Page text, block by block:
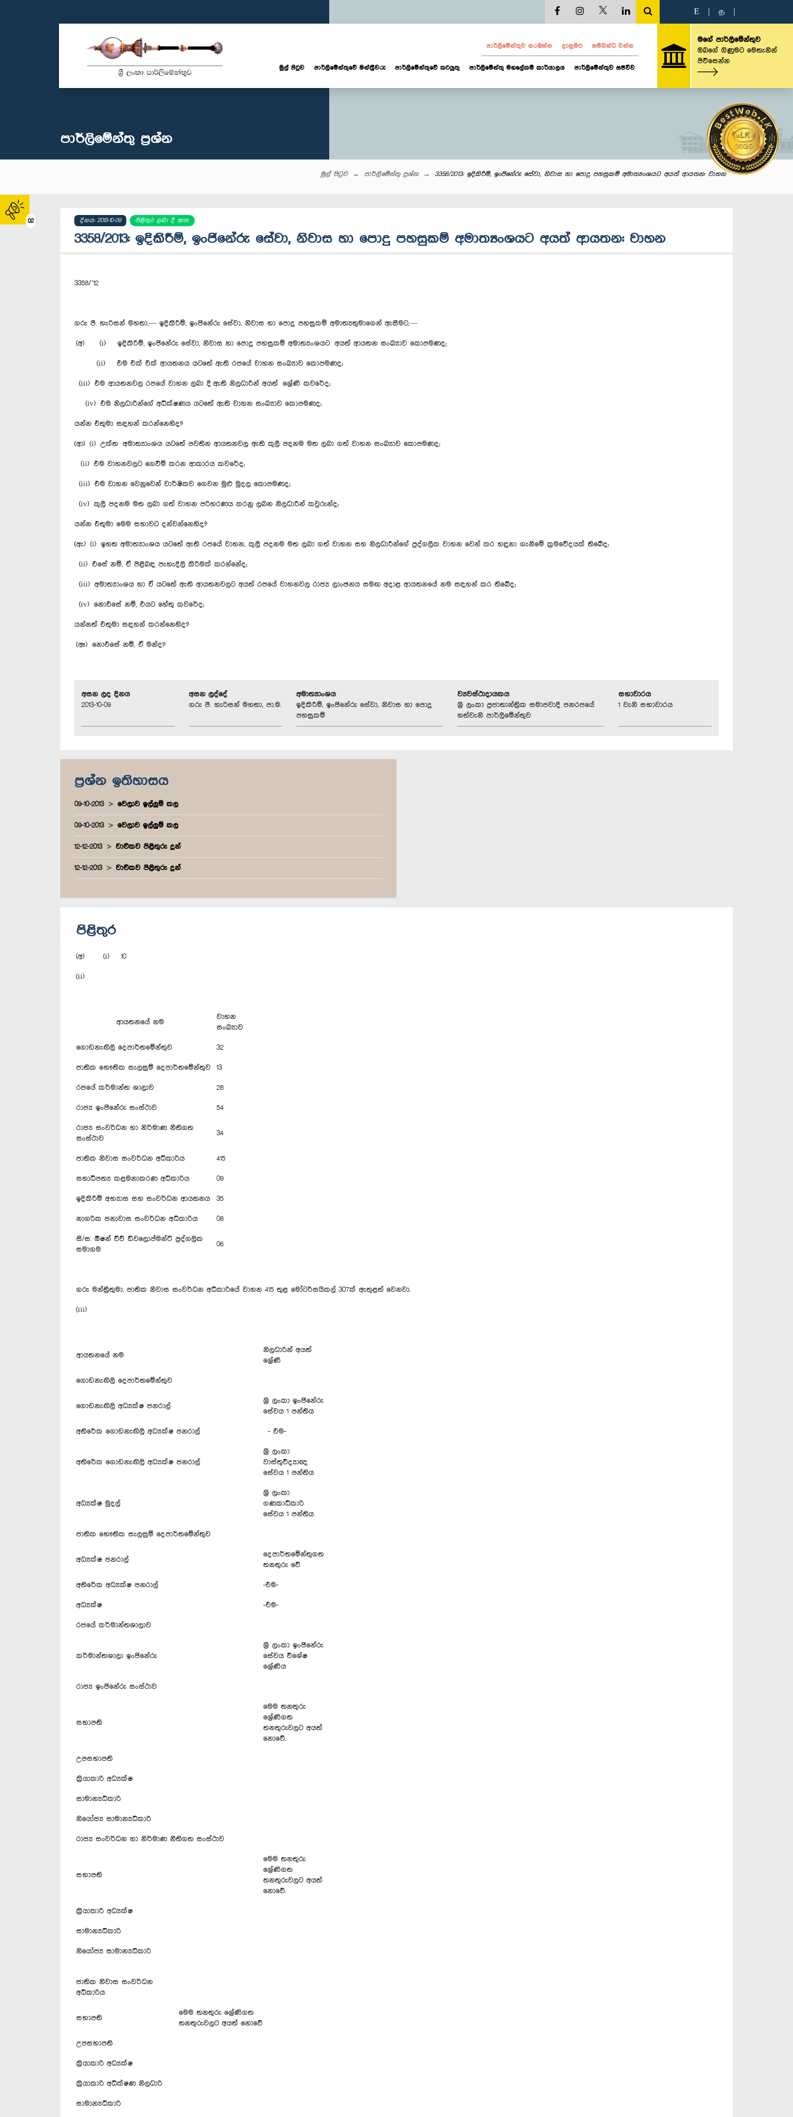
02
E த
පාර්ලි‌මේන්තුව නරඹන්න දැනුමට සම්බන්ධ වන්න
මුල් පිටුව පාර්ලි‌මේන්තුවේ මන්ත්‍රීවරු පාර්ලිමේන්තුවේ කටයුතු පාර්ලිමේන්තු මහලේකම් කාර්යාලය පාර්ලිමේන්තුව සජීවීව
මගේ පාර්ලිමේන්තුව
ඔබගේ ගිණුමට මෙතැනින්
පිවිසෙන්න
පාර්ලි‌මේන්තු‌ ප්‍රශ්න
මුල් පිටුව පාර්ලි‌මේන්තු‌ ප්‍රශ්න 3358/2013: ඉදිකිරීම්, ඉංජිනේරු සේවා, නිවාස හා පොදු පහසුකම් අමාත්‍යංශයට අයත් ආයතන: වාහන
දිනය: 2013-10-09 පිළිතුර ලබා දී ඇත
3358/2013: ඉදිකිරීම්, ඉංජිනේරු සේවා, නිවාස හා පොදු පහසුකම් අමාත්‍යංශයට අයත් ආයතන: වාහන
3358/’12
ගරු පී. හැරිසන් මහතා,— ඉදිකිරීම්, ඉංජිනේරු සේවා, නිවාස හා පොදු පහසුකම් අමාත්‍යතුමාගෙන් ඇසීමට,—
(අ) (i) ඉදිකිරීම්, ඉංජිනේරු සේවා, නිවාස හා පොදු පහසුකම් අමාත්‍යංශයට අයත් ආයතන සංඛ්‍යාව කොපමණද;
(ii) එම එක් එක් ආයතනය යටතේ ඇති රජයේ වාහන සංඛ්‍යාව කොපමණද;
(iii) එම ආයතනවල රජයේ වාහන ලබා දී ඇති නිලධාරීන් අයත් ‍ශ්‍රේණි කවරේද;
(iv) එම නිලධාරීන්ගේ අධීක්ෂණය යටතේ ඇති වාහන සංඛ්‍යාව කොපමණද;
යන්න එතුමා සඳහන් කරන්නෙහිද?
(ආ) (i) උක්ත අමාත්‍යාංශය යටතේ පවතින ආයතනවල ඇති කුලී පදනම මත ලබා ගත් වාහන සංඛ්‍යාව කොපමණද;
(ii) එම වාහනවලට ගෙවීම් කරන ආකාරය කවරේද;
(iii) එම වාහන වෙනුවෙන් වාර්ෂිකව ගෙවන මුළු මුදල කොපමණද;
(iv) කුලී පදනම මත ලබා ගත් වාහන පරිහරණය කරනු ලබන නිලධාරීන් කවුරුන්ද;
යන්න එතුමා මෙම සභාවට දන්වන්නෙහිද?
(ඇ) (i) ඉහත අමාත්‍යාංශය යටතේ ඇති රජයේ වාහන, කුලී පදනම මත ලබා ගත් වාහන සහ නිලධාරීන්ගේ පුද්ගලික වාහන වෙන් කර හඳුනා ගැනීමේ ක්‍රමවේදයක් තිබේද;
(ii) එසේ නම්, ඒ පිළිබඳ පැහැදිලි කිරීමක් කරන්නේද;
(iii) අමාත්‍යාංශය හා ඒ යටතේ ඇති ආයතනවලට අයත් රජයේ වාහනවල රාජ්‍ය ලාංඡනය සමඟ අදාළ ආයතනයේ නම සඳහන් කර තිබේද;
(iv) නොඑසේ නම්, එයට හේතු කවරේද;
යන්නත් එතුමා සඳහන් කරන්නෙහිද?
(ඈ) නොඑසේ නම්, ඒ මන්ද?
අසන ලද දිනය
2013-10-09
අසන ලද්දේ
ගරු පී. හැරිසන් මහතා, පා.ම.
අමාත්‍යාංශය
ඉදිකිරීම්, ඉංජිනේරු සේවා, නිවාස හා පොදු
පහසුකම්
ව්‍යවස්ථාදායකය
ශ්‍රී ලංකා ප්‍රජාතාන්ත්‍රික සමාජවාදී ජනරජයේ
හත්වැනි පාර්ලිමේන්තුව
සභාවාරය
1 වැනි සභාවාරය
ප්‍රශ්න ඉතිහාසය
09-10-2013 වෙලාව ඉල්ලුම් කල
09-10-2013 වෙලාව ඉල්ලුම් කල
12-12-2013 වාචිකව පිළිතුරු දුන්
12-12-2013 වාචිකව පිළිතුරු දුන්
පිළිතුර
(අ) (i) 10
(ii)
ආයතනයේ නම
වාහන
සංඛ්‍යාව
ගොඩනැඟිලි දෙපාර්තමේන්තුව 32
ජාතික භෞතික සැලසුම් දෙපාර්තමේන්තුව 13
රජයේ කර්මාන්ත ශාලාව 28
රාජ්‍ය ඉංජිනේරු සංස්ථාව 54
රාජ්‍ය සංවර්ධන හා නිර්මාණ නීතිගත
සංස්ථාව
34
ජාතික නිවාස සංවර්ධන අධිකාරිය 415
සහාධිපත්‍ය කළමනාකරණ අධිකාරිය 09
ඉදිකිරීම් අභ්‍යාස සහ සංවර්ධන ආයතනය 35
නාගරික ජනාවාස සංවර්ධන අධිකාරිය 08
සී/ස. ඕෂන් විව් ඩිවලොප්මන්ට් පුද්ගලික
සමාගම
06
ගරු මන්ත්‍රීතුමා, ජාතික නිවාස සංවර්ධන අධිකාරියේ වාහන 415 තුළ මෝටර්සයිකල් 307ක් ඇතුළත් වෙනවා.
(iii)
ආයතනයේ නම
නිලධාරින් අයත්
ශ්‍රේණි
ගොඩනැඟිලි දෙපාර්තමේන්තුව
ගොඩනැඟිලි අධ්‍යක්ෂ ජනරාල්
ශ්‍රී ලංකා ඉංජිනේරු
සේවය 1 පන්තිය
අතිරේක ගොඩනැඟිලි අධ්‍යක්ෂ ජනරාල් - එම-
අතිරේක ගොඩනැඟිලි අධ්‍යක්ෂ ජනරාල්
ශ්‍රී ලංකා
වාස්තුවිද්‍යාඥ
සේවය 1 පන්තිය
අධ්‍යක්ෂ මුදල්
ශ්‍රී ලංකා
ගණකාධිකාරි
සේවය 1 පන්තිය
ජාතික භෞතික සැලසුම් දෙපාර්තමේන්තුව
අධ්‍යක්ෂ ජනරාල්
දෙපාර්තමේන්තුගත
තනතුරු වේ
අතිරේක අධ්‍යක්ෂ ජනරාල් -එම-
අධ්‍යක්ෂ -එම-
රජයේ කර්මාන්තශාලාව
කර්මාන්තශාලා ඉංජිනේරු
ශ්‍රී ලංකා ඉංජිනේරු
සේවය විශේෂ
ශ්‍රේණිය
රාජ්‍ය ඉංජිනේරු සංස්ථාව
සභාපති
මෙම තනතුරු
ශ්‍රේණිගත
තනතුරුවලට අයත්
නොවේ.
උපසභාපති
ක්‍රියාකාරි අධ්‍යක්ෂ
සාමාන්‍යධිකාරි
නියෝජ්‍ය සාමාන්‍යධිකාරි
රාජ්‍ය සංවර්ධන හා නිර්මාණ නීතිගත සංස්ථාව
සභාපති
මෙම තනතුරු
ශ්‍රේණිගත
තනතුරුවලට අයත්
නොවේ.
ක්‍රියාකාරි අධ්‍යක්ෂ
සාමාන්‍යධිකාරි
නියෝජ්‍ය සාමාන්‍යධිකාරි
ජාතික නිවාස සංවර්ධන
අධිකාරිය
සභාපති
මෙම තනතුරු ශ්‍රේණිගත
තනතුරුවලට අයත් නොවේ
උපසභාපති
ක්‍රියාකාරි අධ්‍යක්ෂ
ක්‍රියාකාරි අධික්ෂණ නිලධාරි
සාමාන්‍යධිකාරි